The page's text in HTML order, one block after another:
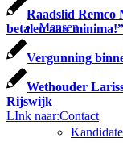
Mensen
Raadslid Remco
betalen aan minima!”
Vergunning
Wethouder
Rijswijk
LInk naar:Contact